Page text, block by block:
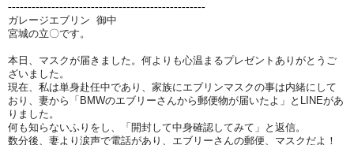
--------------------------------------------------
ガレージエブリン 御中
宮城の立〇です。
本日、マスクが届きました。何よりも心温まるプレゼントありがと うご
ざいました。
現在、私は単身赴任中であり、家族にエブリンマスクの事は内緒に して
おり、妻から「BMWのエブリーさんから郵便物が届いたよ」 とLINEがあ
りました。
何も知らないふりをし、「開封して中身確認してみて」と返信。
数分後、妻より涙声で電話があり、エブリーさんの郵便、マスクだよ！